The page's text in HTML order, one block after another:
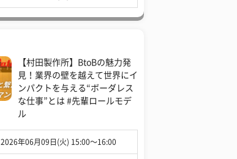
【村田製作所】BtoBの魅力発
見！業界の壁を越えて世界にイ
ンパクトを与える“ボーダレス
な仕事”とは #先輩ロールモデ
ル
2026年06月09日(火) 15:00〜16:00